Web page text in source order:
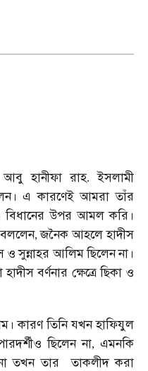
আবু হানীফা রাহ.ইসলামী
এ কারণেই আমরা তাঁর
বিধানের উপর আমল করি।
বললেন,জনৈক আহলে হাদীস
ও সুন্নাহর আলিমছিলেননা।
হাদীস বর্ণনার ক্ষেত্রে ছিকা ও
কারণ তিনি যখন হাফিযুল
ছিলেন না,এমনকি
তখন তার তাকলীদ করা